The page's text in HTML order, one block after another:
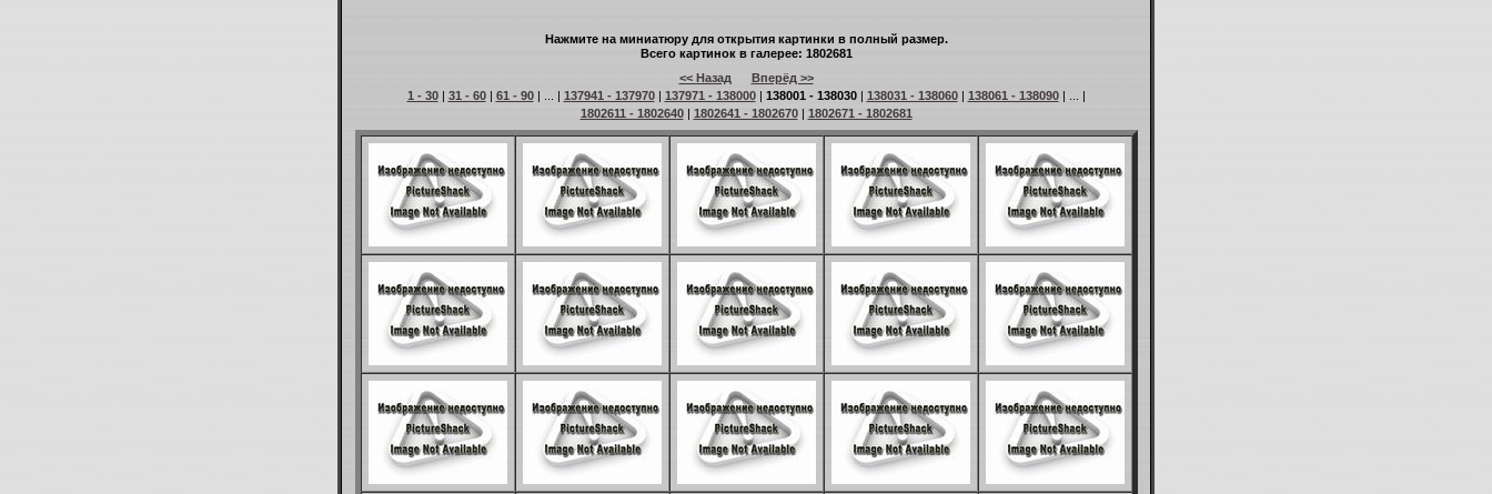
Нажмите на миниатюру для открытия картинки в полный размер.
Всего картинок в галерее: 1802681
<< Назад
Вперёд >>
1 - 30| 31 - 60| 61 - 90| ... | 137941 - 137970| 137971 - 138000| 138001 - 138030| 138031 - 138060| 138061 - 138090| ... |
1802611 - 1802640| 1802641 - 1802670| 1802671 - 1802681